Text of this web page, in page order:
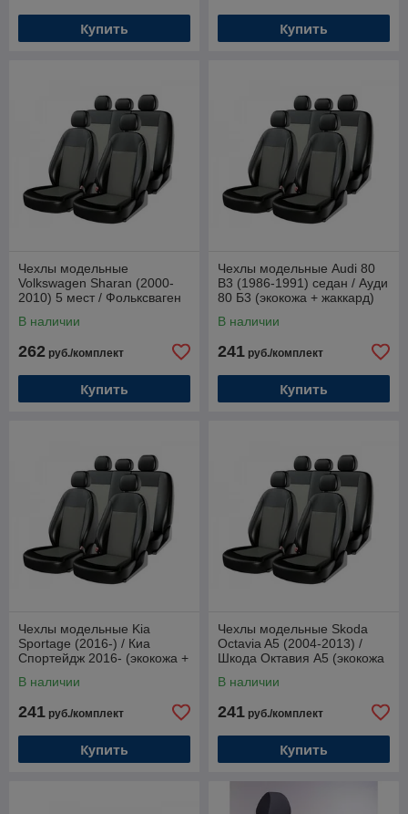
Купить Купить
Чехлы модельные
Volkswagen Sharan (2000-
2010) 5 мест / Фольксваген
жаккард - серый)
В наличии
262 руб./комплект
Купить
Чехлы модельные Audi 80
B3 (1986-1991) седан / Ауди
80 Б3 (экокожа + жаккард)
В наличии
241 руб./комплект
Купить
Чехлы модельные Kia
Sportage (2016-) / Киа
Спортейдж 2016- (экокожа +
В наличии
241 руб./комплект
Купить
Чехлы модельные Skoda
Octavia A5 (2004-2013) /
Шкода Октавия А5 (экокожа
В наличии
241 руб./комплект
Купить